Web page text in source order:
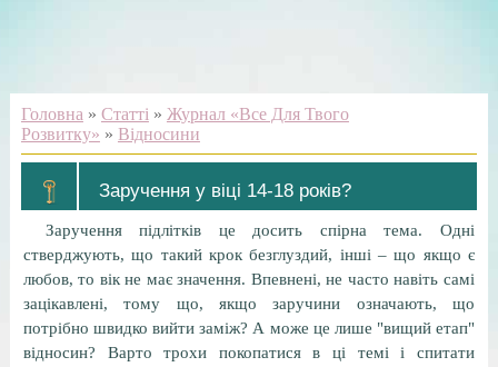
Головна » Статті » Журнал «Все Для Твого
Розвитку» » Відносини
Заручення у віці 14-18 років?
Заручення підлітків це досить спірна тема. Одні
стверджують, що такий крок безглуздий, інші – що якщо є
любов, то вік не має значення. Впевнені, не часто навіть самі
зацікавлені, тому що, якщо заручини означають, що
потрібно швидко вийти заміж? А може це лише "вищий етап"
відносин? Варто трохи покопатися в ці темі і спитати